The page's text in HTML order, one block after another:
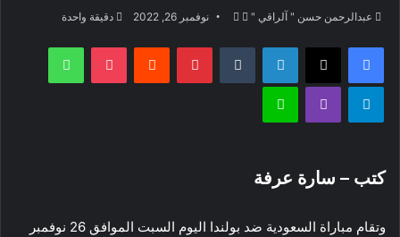
عبدالرحمن حسن " آلراقي "
تابع
X
أرسل
إلكترونيا
نوفمبر 26, 2022 دقيقة واحدة
فيسبوك ‫X لينكدإن بينتيريست ‫Pocket واتساب
تيلقرام ڤايبر لاين
كتب – سارة عرفة
وتقام مباراة السعودية ضد بولندا اليوم السبت الموافق 26 نوفمبر